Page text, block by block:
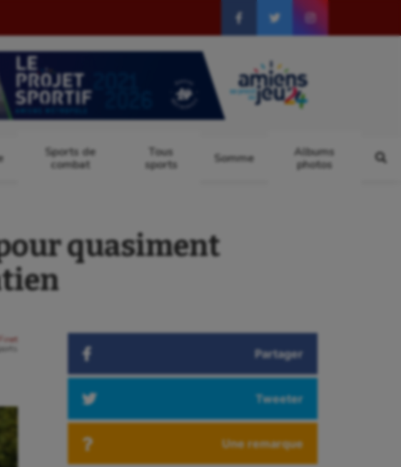
Sports de
combat
Tous
sports
Somme
Albums
photos
quasiment
Partager
Tweeter
Une remarque